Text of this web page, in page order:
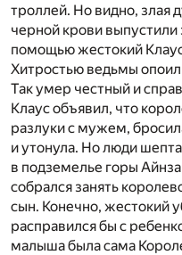
троллей. Но видно, злая
черной крови
помощью жестокий
Хитростью ведьмы
Так умер честный и
Клаус объявил, что
разлуки с мужем,
и утонула. Но люди
в подземелье горы
собрался занять
сын. Конечно, жестокий
расправился бы с
малыша была сама